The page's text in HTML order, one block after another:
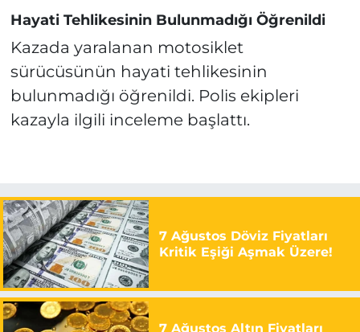
Geçti!
Hayati Tehlikesinin Bulunmadığı Öğrenildi
Kazada yaralanan motosiklet
sürücüsünün hayati tehlikesinin
bulunmadığı öğrenildi. Polis ekipleri
kazayla ilgili inceleme başlattı.
7 Ağustos Döviz Fiyatları
Kritik Eşiği Aşmak Üzere!
7 Ağustos Altın Fiyatları